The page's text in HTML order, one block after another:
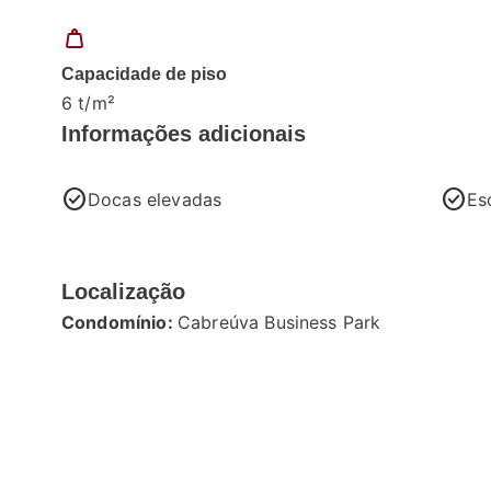
weight
Capacidade de piso
6 t/m²
Informações adicionais
check_circleDocas elevadas check_circle
Localização
Condomínio: Cabreúva Business Park